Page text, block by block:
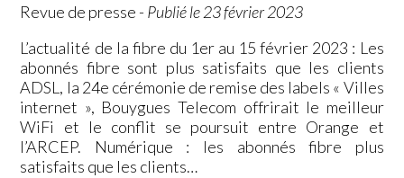
Revue de presse - Publié le 23 février 2023
L’actualité de la fibre du 1er au 15 février 2023 : Les
abonnés fibre sont plus satisfaits que les clients
ADSL, la 24e cérémonie de remise des labels « Villes
internet », Bouygues Telecom offrirait le meilleur
WiFi et le conflit se poursuit entre Orange et
l’ARCEP. Numérique : les abonnés fibre plus
satisfaits que les clients…